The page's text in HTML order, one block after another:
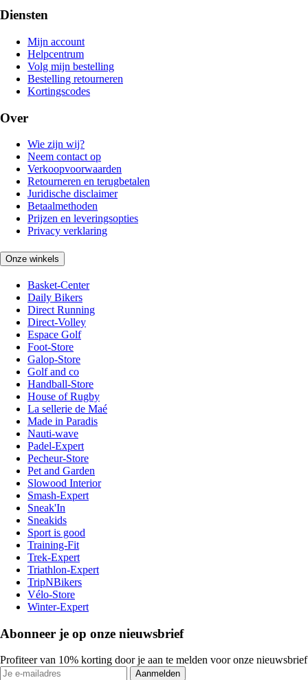
Diensten
Mijn account
Helpcentrum
Volg mijn bestelling
Bestelling retourneren
Kortingscodes
Over
Wie zijn wij?
Neem contact op
Verkoopvoorwaarden
Retourneren en terugbetalen
Juridische disclaimer
Betaalmethoden
Prijzen en leveringsopties
Privacy verklaring
Onze winkels
Basket-Center
Daily Bikers
Direct Running
Direct-Volley
Espace Golf
Foot-Store
Galop-Store
Golf and co
Handball-Store
House of Rugby
La sellerie de Maé
Made in Paradis
Nauti-wave
Padel-Expert
Pecheur-Store
Pet and Garden
Slowood Interior
Smash-Expert
Sneak'In
Sneakids
Sport is good
Training-Fit
Trek-Expert
Triathlon-Expert
TripNBikers
Vélo-Store
Winter-Expert
Abonneer je op onze nieuwsbrief
Profiteer van 10% korting door je aan te melden voor onze nieuwsbrief
Aanmelden